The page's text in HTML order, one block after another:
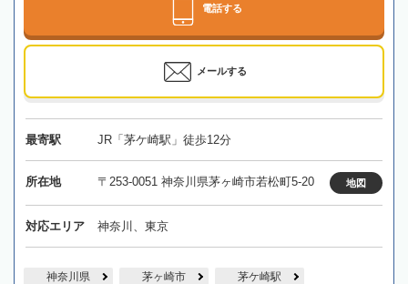
電話する
メールする
最寄駅 JR「茅ケ崎駅」徒歩12分
所在地 〒253-0051 神奈川県茅ヶ崎市若松町5-20 地図
対応エリア 神奈川、東京
神奈川県 茅ヶ崎市 茅ケ崎駅